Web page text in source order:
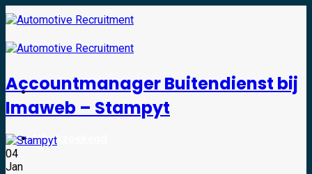
Skip
to
Werkzoekend
Accountmanager Buitendienst bij
Imaweb – Stampyt
04
Jan